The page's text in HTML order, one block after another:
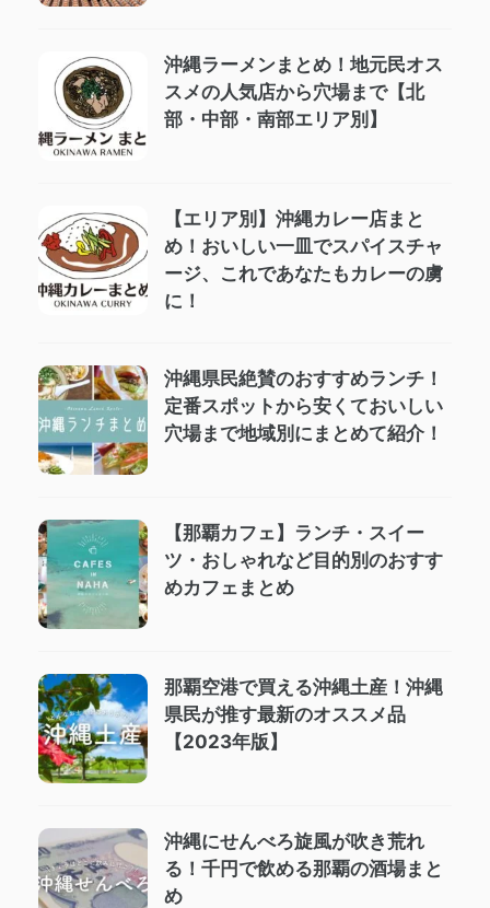
沖縄ラーメンまとめ！地元民オス
スメの人気店から穴場まで【北
部・中部・南部エリア別】
【エリア別】沖縄カレー店まと
め！おいしい一皿でスパイスチャ
ージ、これであなたもカレーの虜
に！
沖縄県民絶賛のおすすめランチ！
定番スポットから安くておいしい
穴場まで地域別にまとめて紹介！
【那覇カフェ】ランチ・スイー
ツ・おしゃれなど目的別のおすす
めカフェまとめ
那覇空港で買える沖縄土産！沖縄
県民が推す最新のオススメ品
【2023年版】
沖縄にせんべろ旋風が吹き荒れ
る！千円で飲める那覇の酒場まと
め